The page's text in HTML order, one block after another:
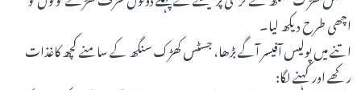
اچھی طرح دیکھ لیا۔
اتنے میں پولیس آفیسر آگے بڑھا، جسٹس کھڑک سنگھ کے سامنے کچھ کاغذات
رکھے اور کہنے لگا: